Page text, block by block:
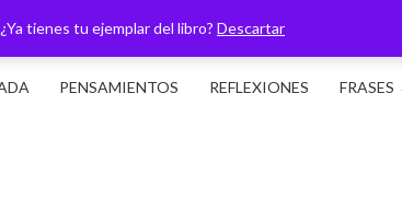
¿Ya tienes tu ejemplar del libro? Descartar
PENSAMIENTOS REFLEXIONES FRASES